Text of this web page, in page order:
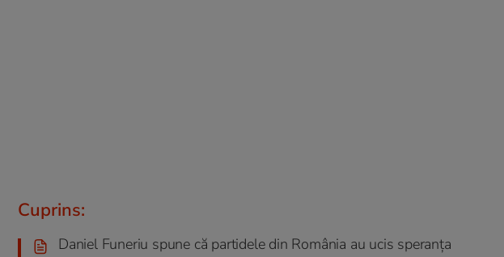
Cuprins:
Daniel Funeriu spune că partidele din România au ucis speranța